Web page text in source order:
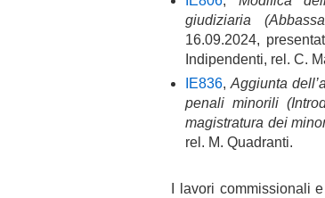
giudiziaria
16.09.2024,
Indipendenti, rel. C.
IE836, Aggiunta
penali minorili
magistratura dei
rel. M. Quadranti.
I lavori commissionali